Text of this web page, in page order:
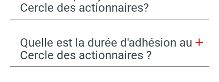
Cercle des actionnaires?
Quelle est la durée d'adhésion au
Cercle des actionnaires ?